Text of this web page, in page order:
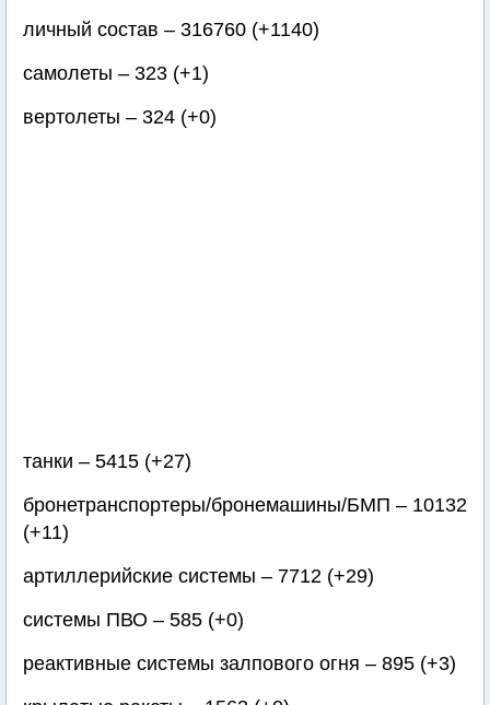
личный состав – 316760 (+1140)
самолеты – 323 (+1)
вертолеты – 324 (+0)
танки – 5415 (+27)
бронетранспортеры/бронемашины/БМП – 10132
(+11)
артиллерийские системы – 7712 (+29)
системы ПВО – 585 (+0)
реактивные системы залпового огня – 895 (+3)